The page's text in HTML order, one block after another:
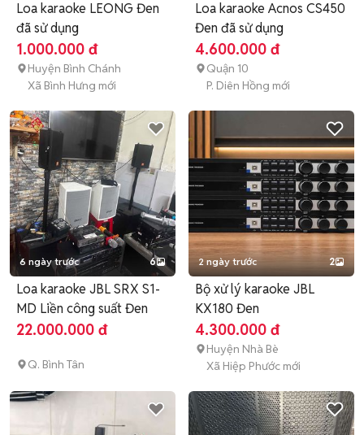
Loa karaoke LEONG Đen
đã sử dụng
1.000.000 đ
Huyện Bình Chánh
Xã Bình Hưng mới
Loa karaoke Acnos CS450
Đen đã sử dụng
4.600.000 đ
Quận 10
P. Diên Hồng mới
6 ngày trước 6
Loa karaoke JBL SRX S1-
MD Liền công suất Đen
22.000.000 đ
Q. Bình Tân
2 ngày trước 2
Bộ xử lý karaoke JBL
KX180 Đen
4.300.000 đ
Huyện Nhà Bè
Xã Hiệp Phước mới